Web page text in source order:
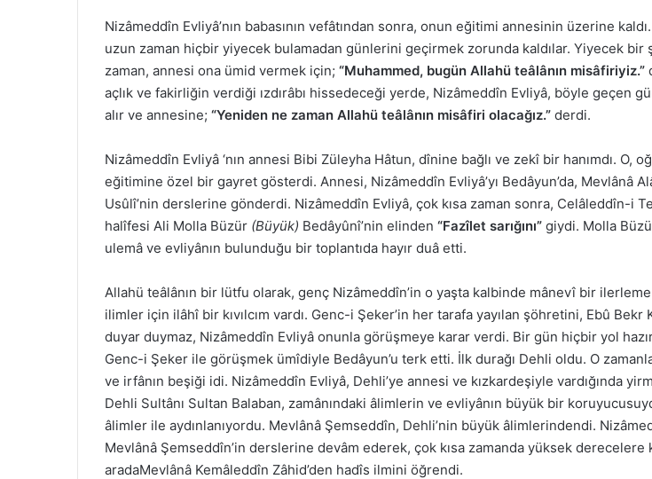
Nizâmeddîn Evliyâ’nın babasının vefâtından sonra, onun eğitimi annesinin üzerine
uzun zaman hiçbir yiyecek bulamadan günlerini geçirmek zorunda kaldılar. Yiyecek bir
zaman, annesi ona ümid vermek için; “Muhammed, bugün Allahü teâlânın misâfiriyiz.”
açlık ve fakirliğin verdiği ızdırâbı hissedeceği yerde, Nizâmeddîn Evliyâ, böyle geçen
alır ve annesine; “Yeniden ne zaman Allahü teâlânın misâfiri olacağız.” derdi.
Nizâmeddîn Evliyâ ‘nın annesi Bibi Züleyha Hâtun, dînine bağlı ve zekî bir hanımdı. O,
eğitimine özel bir gayret gösterdi. Annesi, Nizâmeddîn Evliyâ’yı Bedâyun’da, Mevlânâ
Usûlî’nin derslerine gönderdi. Nizâmeddîn Evliyâ, çok kısa zaman sonra, Celâleddîn-i
halîfesi Ali Molla Büzür (Büyük) Bedâyûnî’nin elinden “Fazîlet sarığını” giydi. Molla
ulemâ ve evliyânın bulunduğu bir toplantıda hayır duâ etti.
Allahü teâlânın bir lütfu olarak, genç Nizâmeddîn’in o yaşta kalbinde mânevî bir
ilimler için ilâhî bir kıvılcım vardı. Genc-i Şeker’in her tarafa yayılan şöhretini, Ebû Bekr
duyar duymaz, Nizâmeddîn Evliyâ onunla görüşmeye karar verdi. Bir gün hiçbir yol
Genc-i Şeker ile görüşmek ümîdiyle Bedâyun’u terk etti. İlk durağı Dehli oldu. O
ve irfânın beşiği idi. Nizâmeddîn Evliyâ, Dehli’ye annesi ve kızkardeşiyle vardığında
Dehli Sultânı Sultan Balaban, zamânındaki âlimlerin ve evliyânın büyük bir
âlimler ile aydınlanıyordu. Mevlânâ Şemseddîn, Dehli’nin büyük âlimlerindendi.
Mevlânâ Şemseddîn’in derslerine devâm ederek, çok kısa zamanda yüksek derecelere
aradaMevlânâ Kemâleddîn Zâhid’den hadîs ilmini öğrendi.